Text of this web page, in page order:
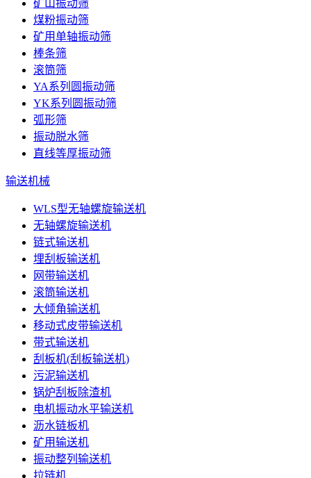
矿山振动筛
煤粉振动筛
矿用单轴振动筛
棒条筛
滚筒筛
YA系列圆振动筛
YK系列圆振动筛
弧形筛
振动脱水筛
直线等厚振动筛
输送机械
WLS型无轴螺旋输送机
无轴螺旋输送机
链式输送机
埋刮板输送机
网带输送机
滚筒输送机
大倾角输送机
移动式皮带输送机
带式输送机
刮板机(刮板输送机)
污泥输送机
锅炉刮板除渣机
电机振动水平输送机
沥水链板机
矿用输送机
振动整列输送机
拉链机